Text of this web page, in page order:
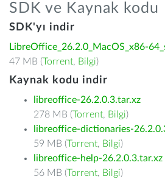
SDK ve Kaynak kodu
SDK'yı indir
LibreOffice_26.2.0_MacOS_x86-
47 MB (Torrent, Bilgi)
Kaynak kodu indir
libreoffice-26.2.0.3.tar.xz
278 MB (Torrent, Bilgi)
libreoffice-dictionaries-
59 MB (Torrent, Bilgi)
libreoffice-help-26.2.0.3.tar.xz
56 MB (Torrent, Bilgi)